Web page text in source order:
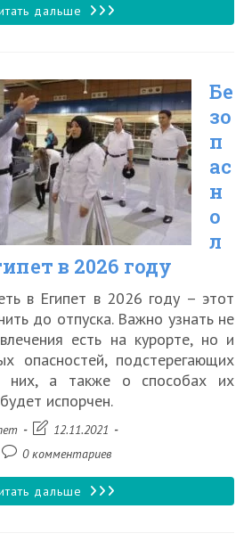
дальше Медузы
опасны
или
нет
Бе
зо
п
ас
н
о
л
в 2026 году
в Египет в 2026 году – этот
до отпуска. Важно узнать не
есть на курорте, но и
опасностей, подстерегающих
них, а также о способах их
испорчен.
Запись12.11.2021
Комментарии
записи:
0 комментариев
дальше Безопасно